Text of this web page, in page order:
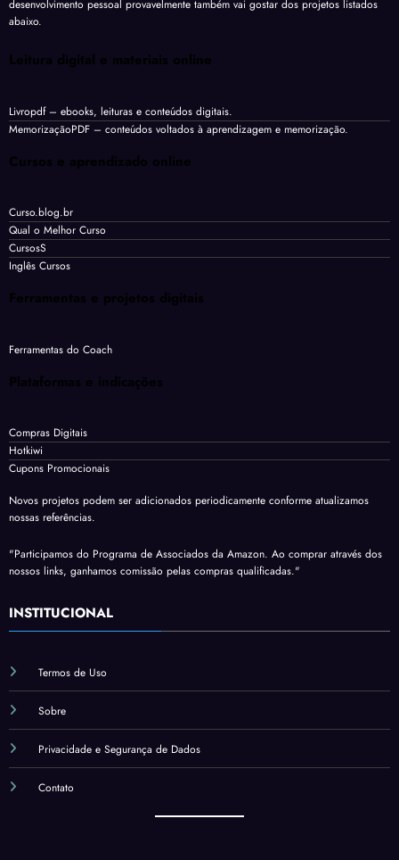
desenvolvimento pessoal provavelmente também vai gostar dos projetos listados
abaixo.
Leitura digital e materiais online
Livropdf– ebooks, leituras e conteúdos digitais.
MemorizaçãoPDF – conteúdos voltados à aprendizagem e memorização.
Cursos e aprendizado online
Curso.blog.br
Qual o Melhor Curso
CursosS
Inglês Cursos
Ferramentas e projetos digitais
Ferramentas do Coach
Plataformas e indicações
Compras Digitais
Hotkiwi
Cupons Promocionais
Novos projetos podem ser adicionados periodicamente conforme atualizamos
nossas referências.
"Participamos do Programa de Associados da Amazon. Ao comprar através dos
nossos links, ganhamos comissão pelas compras qualificadas."
INSTITUCIONAL
Termos de Uso
Sobre
Privacidade e Segurança de Dados
Contato